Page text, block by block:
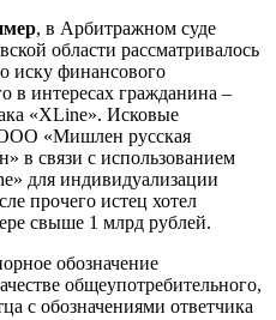
, в Арбитражном суде
области рассматривалось
иску финансового
в интересах гражданина –
«XLine». Исковые
ООО «Мишлен русская
в связи с использованием
для индивидуализации
прочего истец хотел
свыше 1 млрд рублей.
обозначение
общеупотребительного,
с обозначениями ответчика